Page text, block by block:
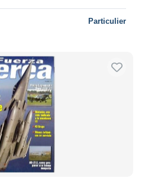
Particulier